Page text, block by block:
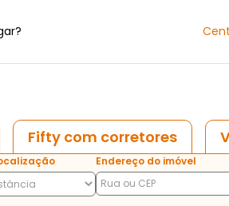
Fifty com corretores
Endereço do imóvel